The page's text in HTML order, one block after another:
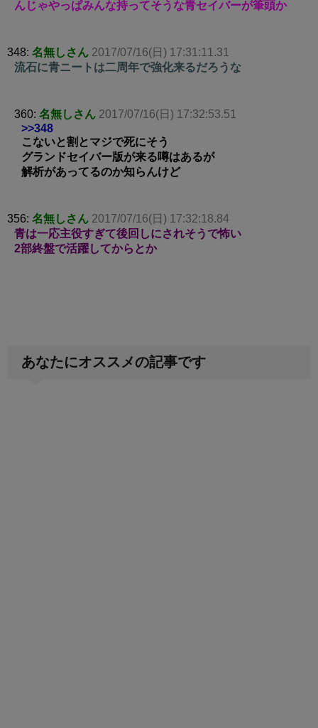
んじゃやっぱみんな持ってそうな青セイバーが筆頭か
348: 名無しさん 2017/07/16(日) 17:31:11.31
流石に青ニートは二周年で強化来るだろうな
360: 名無しさん 2017/07/16(日) 17:32:53.51
>>348
こないと割とマジで死にそう
グランドセイバー版が来る噂はあるが
解析があってるのか知らんけど
356: 名無しさん 2017/07/16(日) 17:32:18.84
青は一応主役すぎて後回しにされそうで怖い
2部終盤で活躍してからとか
あなたにオススメの記事です